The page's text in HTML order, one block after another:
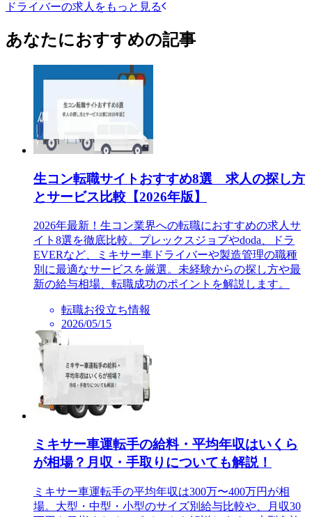
ドライバーの求人をもっと見る
あなたにおすすめの記事
生コン転職サイトおすすめ8選 求人の探し方
とサービス比較【2026年版】
2026年最新！生コン業界への転職におすすめの求人サ
イト8選を徹底比較。プレックスジョブやdoda、ドラ
EVERなど、ミキサー車ドライバーや製造管理の職種
別に最適なサービスを厳選。未経験からの探し方や最
新の給与相場、転職成功のポイントを解説します。
転職お役立ち情報
2026/05/15
ミキサー車運転手の給料・平均年収はいくら
が相場？月収・手取りについても解説！
ミキサー車運転手の平均年収は300万〜400万円が相
場。大型・中型・小型のサイズ別給与比較や、月収30